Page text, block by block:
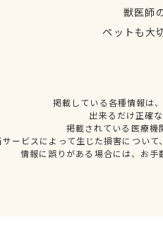
獣医師
ペットも大
掲載している各種情報は
出来るだけ正確
掲載されている医療機
サービスによって生じた損害につい
情報に誤りがある場合には、お手